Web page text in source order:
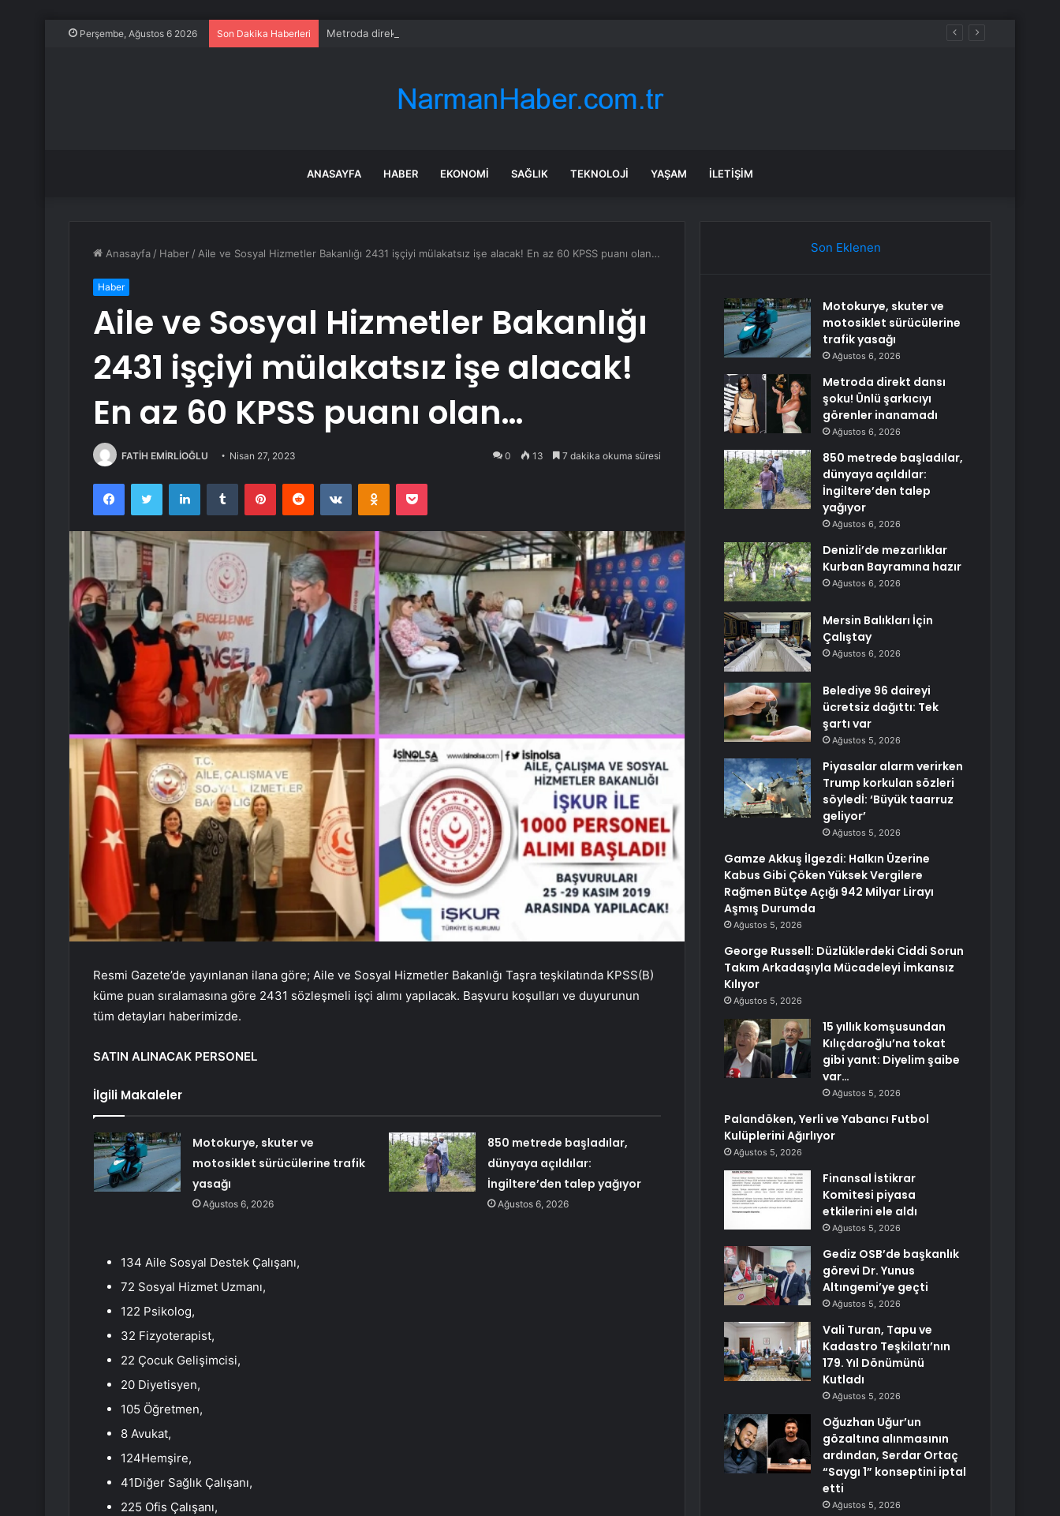
Perşembe, Ağustos 6 2026 Son Dakika Haberleri Metroda direkt dansı şoku! Ünlü şarkıcıyı görenler inanamadı
ANASAYFA HABER EKONOMI SAĞLIK TEKNOLOJI YAŞAM İLETIŞIM
Anasayfa / Haber / Aile ve Sosyal Hizmetler Bakanlığı 2431 işçiyi mülakatsız işe alacak! En az 60 KPSS puanı olan…
Haber
Aile ve Sosyal Hizmetler Bakanlığı
2431 işçiyi mülakatsız işe alacak!
En az 60 KPSS puanı olan…
FATİH EMİRLİOĞLU Nisan 27, 2023 0 13 7 dakika okuma süresi
FacebookTwitter LinkedInTumblr PinterestReddit VKontakteOdnoklassniki
Pocket
Resmi Gazete’de yayınlanan ilana göre; Aile ve Sosyal Hizmetler Bakanlığı Taşra teşkilatında KPSS(B)
küme puan sıralamasına göre 2431 sözleşmeli işçi alımı yapılacak. Başvuru koşulları ve duyurunun
tüm detayları haberimizde.
SATIN ALINACAK PERSONEL
İlgili Makaleler
Motokurye, skuter ve
motosiklet sürücülerine trafik
yasağı
Ağustos 6, 2026
850 metrede başladılar,
dünyaya açıldılar:
İngiltere’den talep yağıyor
Ağustos 6, 2026
134 Aile Sosyal Destek Çalışanı,
72 Sosyal Hizmet Uzmanı,
122 Psikolog,
32 Fizyoterapist,
22 Çocuk Gelişimcisi,
20 Diyetisyen,
105 Öğretmen,
8 Avukat,
124Hemşire,
41Diğer Sağlık Çalışanı,
225 Ofis Çalışanı,
Son Eklenen
Motokurye, skuter ve
motosiklet sürücülerine
trafik yasağı
Ağustos 6, 2026
Metroda direkt dansı
şoku! Ünlü şarkıcıyı
görenler inanamadı
Ağustos 6, 2026
850 metrede başladılar,
dünyaya açıldılar:
İngiltere’den talep
yağıyor
Ağustos 6, 2026
Denizli’de mezarlıklar
Kurban Bayramına hazır
Ağustos 6, 2026
Mersin Balıkları İçin
Çalıştay
Ağustos 6, 2026
Belediye 96 daireyi
ücretsiz dağıttı: Tek
şartı var
Ağustos 5, 2026
Piyasalar alarm verirken
Trump korkulan sözleri
söyledİ: ‘Büyük taarruz
geliyor’
Ağustos 5, 2026
Gamze Akkuş İlgezdi: Halkın Üzerine
Kabus Gibi Çöken Yüksek Vergilere
Rağmen Bütçe Açığı 942 Milyar Lirayı
Aşmış Durumda
Ağustos 5, 2026
George Russell: Düzlüklerdeki Ciddi Sorun
Takım Arkadaşıyla Mücadeleyi İmkansız
Kılıyor
Ağustos 5, 2026
15 yıllık komşusundan
Kılıçdaroğlu’na tokat
gibi yanıt: Diyelim şaibe
var…
Ağustos 5, 2026
Palandöken, Yerli ve Yabancı Futbol
Kulüplerini Ağırlıyor
Ağustos 5, 2026
Finansal İstikrar
Komitesi piyasa
etkilerini ele aldı
Ağustos 5, 2026
Gediz OSB’de başkanlık
görevi Dr. Yunus
Altıngemi’ye geçti
Ağustos 5, 2026
Vali Turan, Tapu ve
Kadastro Teşkilatı’nın
179. Yıl Dönümünü
Kutladı
Ağustos 5, 2026
Oğuzhan Uğur’un
gözaltına alınmasının
ardından, Serdar Ortaç
“Saygı 1” konseptini iptal
etti
Ağustos 5, 2026